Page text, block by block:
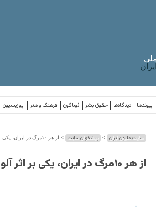
اپوزیسیون فرهنگ و هنر گوناگون حقوق بشر دیدگاه‌ها پیوندها
سایت ملیون ایران > پیشخوان سایت > از هر ۱۰مرگ در ایران، یکی بر اثر آلودگی هواست
از هر ۱۰مرگ در ایران، یکی بر اثر آلودگی هواست
-